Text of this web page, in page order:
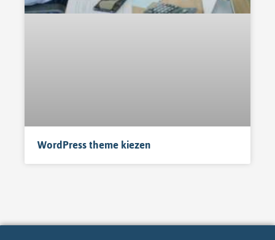
WordPress theme kiezen